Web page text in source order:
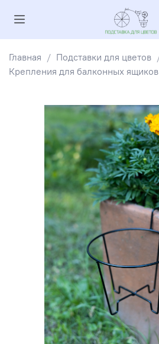
Главная
Подставки для цветов
Крепления для балконных ящиков